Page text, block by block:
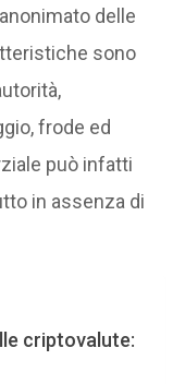
delle
sono
frode ed
può infatti
in assenza di
criptovalute: